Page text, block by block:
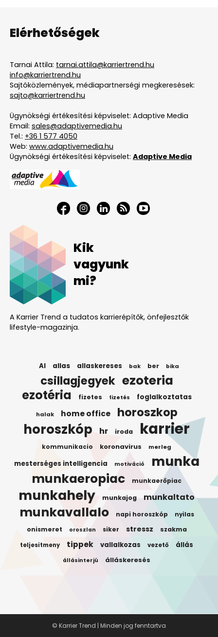
Elérhetőségek
Tarnai Attila: tarnai.attila@karriertrend.hu
info@karriertrend.hu
Sajtóközlemények, médiapartnerségi megkeresések:
sajto@karriertrend.hu
Ügynökségi értékesítési képviselet: Adaptive Media
Email: sales@adaptivemedia.hu
Tel.: +36 1 577 4050
Web: www.adaptivemedia.hu
Ügynökségi értékesítési képviselet: Adaptive Media
Kik
vagyunk
mi?
A Karrier Trend a tudatos karrierépítők, önfejlesztők
lifestyle-magazinja.
AI allas allaskereses bak ber bika
csillagjegyek ezoteria
ezotéria fizetes fizetés foglalkoztatas
halak home office horoszkop
horoszkóp hr iroda karrier
kommunikacio koronavirus merleg
mesterséges intelligencia motiváció munka
munkaeropiac munkaerőpiac
munkahely munkajog munkaltato
munkavallalo napi horoszkóp nyilas
onismeret oroszlan siker stressz szakma
teljesitmeny tippek vallalkozas vezető állás
állásinterjú álláskeresés
© Karrier Trend | Minden jog fenntartva